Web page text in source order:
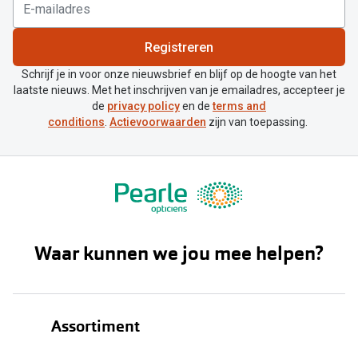
Registreren
Schrijf je in voor onze nieuwsbrief en blijf op de hoogte van het
laatste nieuws. Met het inschrijven van je emailadres, accepteer je
de privacy policyen determs and
conditions. Actievoorwaarden zijn van toepassing.
Waar kunnen we jou mee helpen?
Assortiment